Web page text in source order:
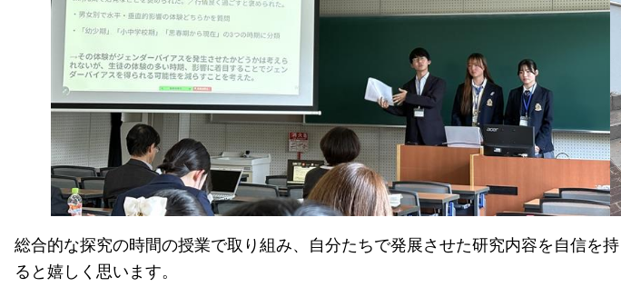
総合的な探究の時間の授業で取り組み、自分たちで発展させた研究内容を自信を
ると嬉しく思います。